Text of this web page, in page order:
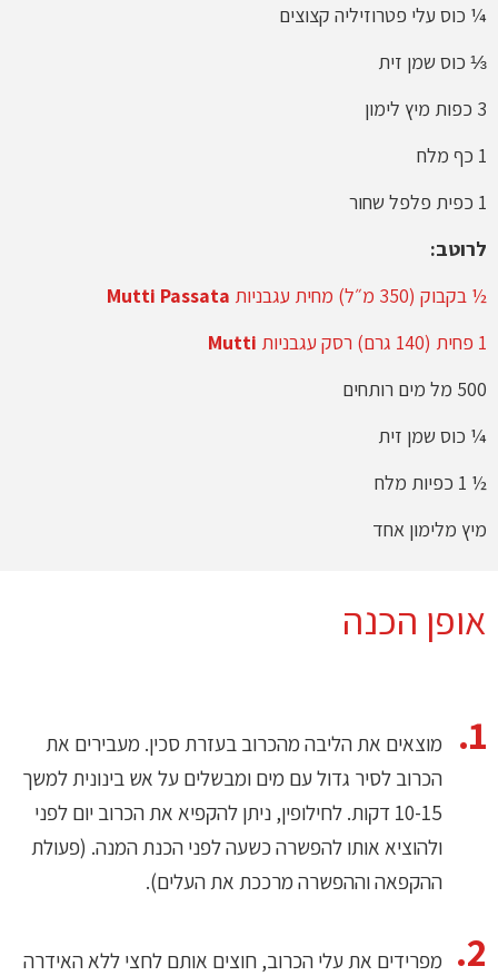
¼ כוס עלי פטרוזיליה קצוצים
⅓ כוס שמן זית
3 כפות מיץ לימון
1 כף מלח
1 כפית פלפל שחור
לרוטב:
½ בקבוק (350 מ״ל) מחית עגבניות
1 פחית (140 גרם) רסק עגבניות
500 מל מים רותחים
¼ כוס שמן זית
½ 1 כפיות מלח
מיץ מלימון אחד
אופן הכנה
מוצאים את הליבה מהכרוב בעזרת סכין. מעבירים את
הכרוב לסיר גדול עם מים ומבשלים על אש בינונית למשך
10-15 דקות. לחילופין, ניתן להקפיא את הכרוב יום לפני
ולהוציא אותו להפשרה כשעה לפני הכנת המנה. (פעולת
ההקפאה וההפשרה מרככת את העלים).
מפרידים את עלי הכרוב, חוצים אותם לחצי ללא האידרה